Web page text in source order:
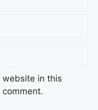
website in this